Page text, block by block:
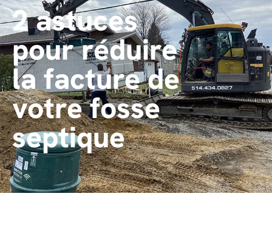
2 astuces
pour réduire
la facture de
votre fosse
septique